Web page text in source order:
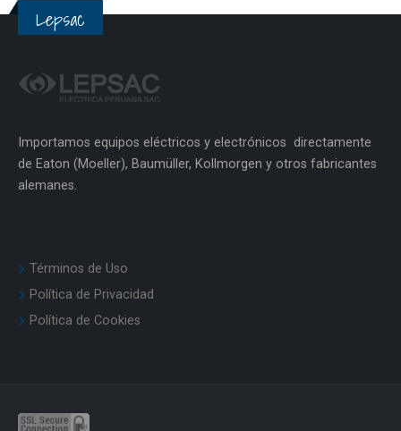
Lepsac
Importamos equipos eléctricos y electrónicos directamente
de Eaton (Moeller), Baumüller, Kollmorgen y otros fabricantes
alemanes.
Términos de Uso
Política de Privacidad
Política de Cookies